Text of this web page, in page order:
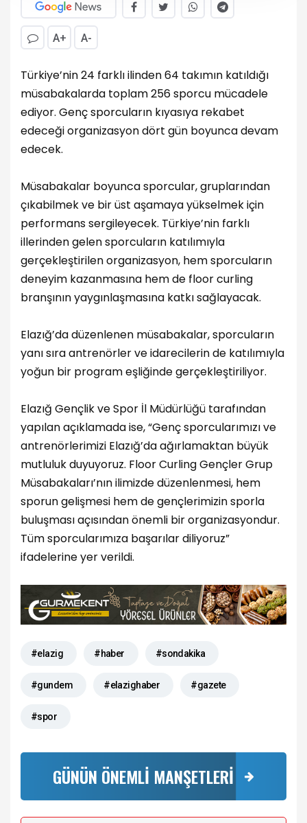
A+ A-
Türkiye’nin 24 farklı ilinden 64 takımın katıldığı
müsabakalarda toplam 256 sporcu mücadele
ediyor. Genç sporcuların kıyasıya rekabet
edeceği organizasyon dört gün boyunca devam
edecek.
Müsabakalar boyunca sporcular, gruplarından
çıkabilmek ve bir üst aşamaya yükselmek için
performans sergileyecek. Türkiye’nin farklı
illerinden gelen sporcuların katılımıyla
gerçekleştirilen organizasyon, hem sporcuların
deneyim kazanmasına hem de floor curling
branşının yaygınlaşmasına katkı sağlayacak.
Elazığ’da düzenlenen müsabakalar, sporcuların
yanı sıra antrenörler ve idarecilerin de katılımıyla
yoğun bir program eşliğinde gerçekleştiriliyor.
Elazığ Gençlik ve Spor İl Müdürlüğü tarafından
yapılan açıklamada ise, “Genç sporcularımızı ve
antrenörlerimizi Elazığ’da ağırlamaktan büyük
mutluluk duyuyoruz. Floor Curling Gençler Grup
Müsabakaları’nın ilimizde düzenlenmesi, hem
sporun gelişmesi hem de gençlerimizin sporla
buluşması açısından önemli bir organizasyondur.
Tüm sporcularımıza başarılar diliyoruz”
ifadelerine yer verildi.
#elazig #haber #sondakika
#gundem #elazighaber #gazete
#spor
GÜNÜN ÖNEMLİ MANŞETLERİ